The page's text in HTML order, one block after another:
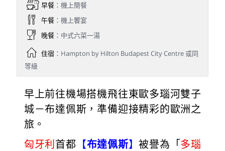
早餐：機上簡餐
午餐：機上饗宴
晚餐：中式六菜一湯
住宿：Hampton by Hilton Budapest City Centre 或同
等級
早上前往機場搭機飛往東歐多瑙河雙子
城－布達佩斯，準備迎接精彩的歐洲之
旅。
匈牙利 首都 【布達佩斯】被譽為「 多瑙